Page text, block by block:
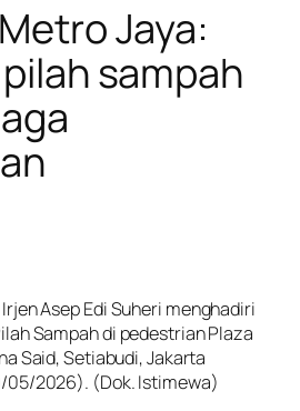
Jaya:
sampah
Asep Edi Suheri menghadiri
Sampah di pedestrian Plaza
Said, Setiabudi, Jakarta
05/2026). (Dok. Istimewa)